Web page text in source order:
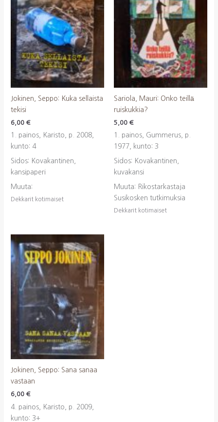
Jokinen, Seppo: Kuka sellaista
tekisi
6,00 €
1. painos, Karisto, p. 2008,
kunto: 4
Sidos: Kovakantinen,
kansipaperi
Muuta:
Dekkarit kotimaiset
Sariola, Mauri: Onko teillä
ruiskukkia?
5,00 €
1. painos, Gummerus, p.
1977, kunto: 3
Sidos: Kovakantinen,
kuvakansi
Muuta: Rikostarkastaja
Susikosken tutkimuksia
Dekkarit kotimaiset
Jokinen, Seppo: Sana sanaa
vastaan
6,00 €
4. painos, Karisto, p. 2009,
kunto: 3+